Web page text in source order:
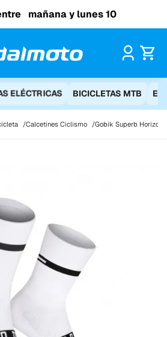
mañana y lunes 10
ELÉCTRICAS BICICLETAS MTB
Calcetines Ciclismo Gobik Superb Horizon